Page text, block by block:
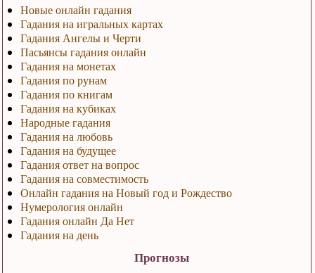
Новые онлайн гадания
Гадания на игральных картах
Гадания Ангелы и Черти
Пасьянсы гадания онлайн
Гадания на монетах
Гадания по рунам
Гадания по книгам
Гадания на кубиках
Народные гадания
Гадания на любовь
Гадания на будущее
Гадания ответ на вопрос
Гадания на совместимость
Онлайн гадания на Новый год и Рождество
Нумерология онлайн
Гадания онлайн Да Нет
Гадания на день
Прогнозы